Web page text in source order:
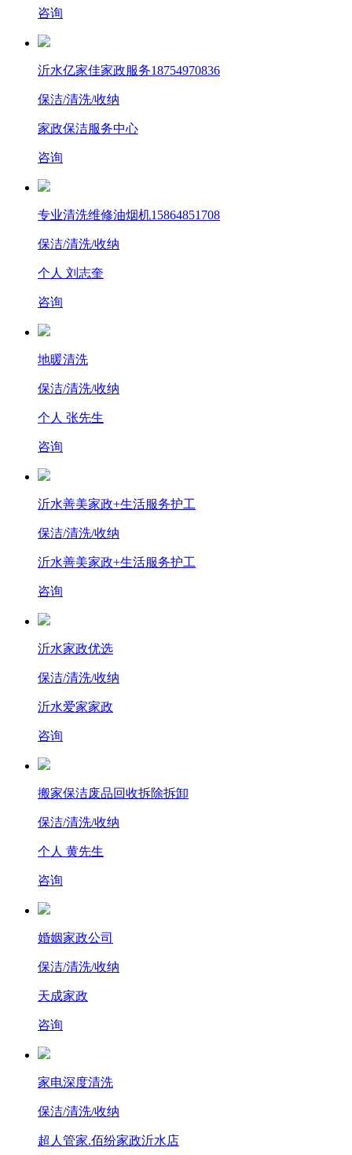
咨询
沂水亿家佳家政服务18754970836
保洁/清洗/收纳
家政保洁服务中心
咨询
专业清洗维修油烟机15864851708
保洁/清洗/收纳
个人 刘志奎
咨询
地暖清洗
保洁/清洗/收纳
个人 张先生
咨询
沂水善美家政+生活服务护工
保洁/清洗/收纳
沂水善美家政+生活服务护工
咨询
沂水家政优选
保洁/清洗/收纳
沂水爱家家政
咨询
搬家保洁废品回收拆除拆卸
保洁/清洗/收纳
个人 黄先生
咨询
婚姻家政公司
保洁/清洗/收纳
天成家政
咨询
家电深度清洗
保洁/清洗/收纳
超人管家.佰纷家政沂水店